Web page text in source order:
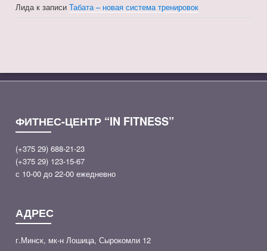
Лидак записиТабата – новая система тренировок
ФИТНЕС-ЦЕНТР “IN FITNESS”
(+375 29) 688-21-23
(+375 29) 123-15-67
с 10-00 до 22-00 ежедневно
АДРЕС
г.Минск, мк-н Лошица, Сырокомли 12